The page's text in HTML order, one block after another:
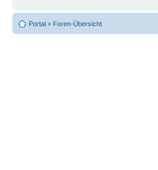
Portal » Foren-Übersicht